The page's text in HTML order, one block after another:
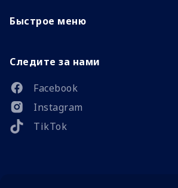
Быстрое меню
Следите за нами
Facebook
Instagram
TikTok